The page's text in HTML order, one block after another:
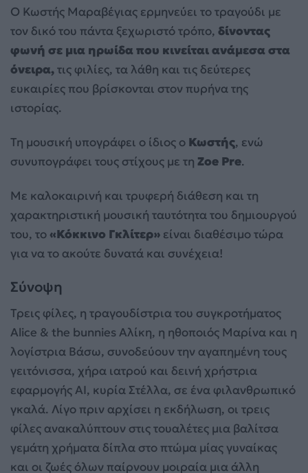
Ο Κωστής Μαραβέγιας ερμηνεύει το τραγούδι με
τον δικό του πάντα ξεχωριστό τρόπο, δίνοντας
φωνή σε μια ηρωίδα που κινείται ανάμεσα στα
όνειρα,τις φιλίες, τα λάθη και τις δεύτερες
ευκαιρίες που βρίσκονται στον πυρήνα της
ιστορίας.
Τη μουσική υπογράφει ο ίδιος ο Κωστής, ενώ
συνυπογράφει τους στίχους με τη Zoe Pre.
Με καλοκαιρινή και τρυφερή διάθεση και τη
χαρακτηριστική μουσική ταυτότητα του δημιουργού
του, το«Κόκκινο Γκλίτερ» είναι διαθέσιμο τώρα
για να το ακούτε δυνατά και συνέχεια!
Σύνοψη
Τρεις φίλες, η τραγουδίστρια του συγκροτήματος
Alice & the bunnies Αλίκη, η ηθοποιός Μαρίνα και η
λογίστρια Βάσω, συνοδεύουν την αγαπημένη τους
γειτόνισσα, χήρα ιατρού και δεινή χρήστρια
εφαρμογής AI, κυρία Στέλλα, σε ένα φιλανθρωπικό
γκαλά. Λίγο πριν αρχίσει η εκδήλωση, οι τρεις
φίλες ανακαλύπτουν στις τουαλέτες μια βαλίτσα
γεμάτη χρήματα δίπλα στο πτώμα μίας γυναίκας
και οι ζωές όλων παίρνουν μοιραία μια άλλη